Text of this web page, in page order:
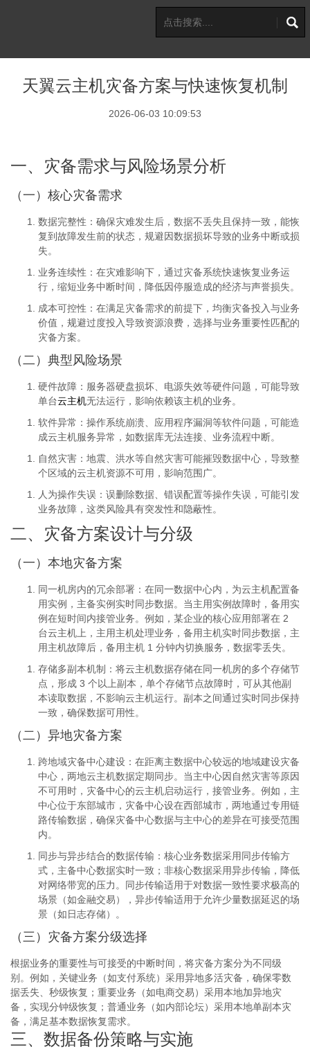
天翼云主机灾备方案与快速恢复机制
2026-06-03 10:09:53
一、灾备需求与风险场景分析
（一）核心灾备需求
数据完整性 ：确保灾难发生后，数据不丢失且保持一致，能恢
复到故障发生前的状态，规避因数据损坏导致的业务中断或损
失。
业务连续性 ：在灾难影响下，通过灾备系统快速恢复业务运
行，缩短业务中断时间，降低因停服造成的经济与声誉损失。
成本可控性 ：在满足灾备需求的前提下，均衡灾备投入与业务
价值，规避过度投入导致资源浪费，选择与业务重要性匹配的
灾备方案。
（二）典型风险场景
硬件故障 ：服务器硬盘损坏、电源失效等硬件问题，可能导致
单台云主机无法运行，影响依赖该主机的业务。
软件异常 ：操作系统崩溃、应用程序漏洞等软件问题，可能造
成云主机服务异常，如数据库无法连接、业务流程中断。
自然灾害 ：地震、洪水等自然灾害可能摧毁数据中心，导致整
个区域的云主机资源不可用，影响范围广。
人为操作失误 ：误删除数据、错误配置等操作失误，可能引发
业务故障，这类风险具有突发性和隐蔽性。
二、灾备方案设计与分级
（一）本地灾备方案
同一机房内的冗余部署 ：在同一数据中心内，为云主机配置备
用实例，主备实例实时同步数据。当主用实例故障时，备用实
例在短时间内接管业务。例如，某企业的核心应用部署在 2
台云主机上，主用主机处理业务，备用主机实时同步数据，主
用主机故障后，备用主机 1 分钟内切换服务，数据零丢失。
存储多副本机制 ：将云主机数据存储在同一机房的多个存储节
点，形成 3 个以上副本，单个存储节点故障时，可从其他副
本读取数据，不影响云主机运行。副本之间通过实时同步保持
一致，确保数据可用性。
（二）异地灾备方案
跨地域灾备中心建设 ：在距离主数据中心较远的地域建设灾备
中心，两地云主机数据定期同步。当主中心因自然灾害等原因
不可用时，灾备中心的云主机启动运行，接管业务。例如，主
中心位于东部城市，灾备中心设在西部城市，两地通过专用链
路传输数据，确保灾备中心数据与主中心的差异在可接受范围
内。
同步与异步结合的数据传输 ：核心业务数据采用同步传输方
式，主备中心数据实时一致；非核心数据采用异步传输，降低
对网络带宽的压力。同步传输适用于对数据一致性要求极高的
场景（如金融交易），异步传输适用于允许少量数据延迟的场
景（如日志存储）。
（三）灾备方案分级选择
根据业务的重要性与可接受的中断时间，将灾备方案分为不同级
别。例如，关键业务（如支付系统）采用异地多活灾备，确保零数
据丢失、秒级恢复；重要业务（如电商交易）采用本地加异地灾
备，实现分钟级恢复；普通业务（如内部论坛）采用本地单副本灾
备，满足基本数据恢复需求。
三、数据备份策略与实施